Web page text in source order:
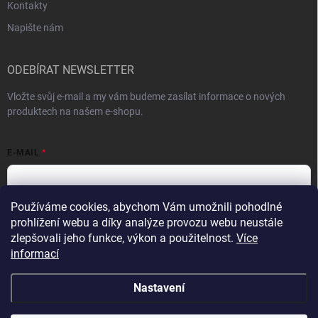
Používáme cookies, abychom Vám umožnili pohodlné
prohlížení webu a díky analýze provozu webu neustále
zlepšovali jeho funkce, výkon a použitelnost. Více
informací
Nastavení
Kontakty
Napište nám
ODEBÍRAT NEWSLETTER
Vložte svůj e-mail a my vám budeme zasílat informace o nových
produktech na našem e-shopu.
E-MAIL
Vložením e-mailu souhlasíte spodmínkami ochrany osobních údajů
Přihlásit se
Copyright 2026VykurTo.cz. Všechna práva vyhrazena.